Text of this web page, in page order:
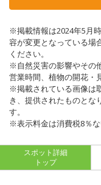
※掲載情報は2024年5月
容が変更となっている場
ください。
※自然災害の影響やその
営業時間、植物の開花・
※掲載されている画像は
き、提供されたものとな
す。
※表示料金は消費税8％な
スポット詳細
トップ